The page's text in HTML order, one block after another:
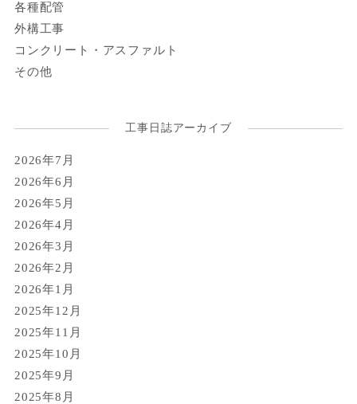
各種配管
外構工事
コンクリート・アスファルト
その他
工事日誌アーカイブ
2026年7月
2026年6月
2026年5月
2026年4月
2026年3月
2026年2月
2026年1月
2025年12月
2025年11月
2025年10月
2025年9月
2025年8月